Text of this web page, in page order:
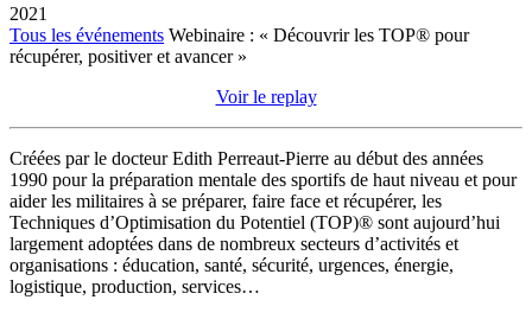
2021
Tous les événements Webinaire : « Découvrir les TOP® pour
récupérer, positiver et avancer »
Voir le replay
Créées par le docteur Edith Perreaut-Pierre au début des années
1990 pour la préparation mentale des sportifs de haut niveau et pour
aider les militaires à se préparer, faire face et récupérer, les
Techniques d’Optimisation du Potentiel (TOP)® sont aujourd’hui
largement adoptées dans de nombreux secteurs d’activités et
organisations : éducation, santé, sécurité, urgences, énergie,
logistique, production, services…